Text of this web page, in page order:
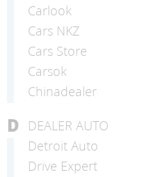
Carlook
Cars NKZ
Cars Store
Carsok
Chinadealer
D
DEALER AUTO
Detroit Auto
Drive Expert